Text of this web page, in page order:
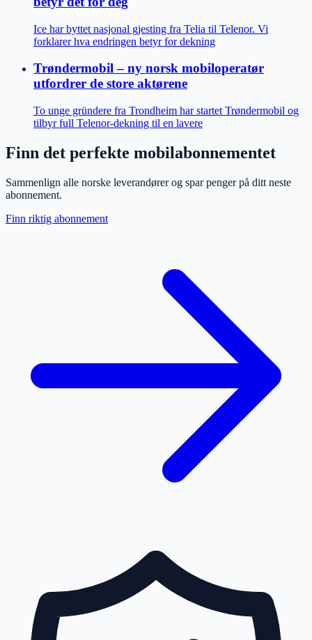
Ice har byttet nasjonal gjesting fra Telia til Telenor. Vi
forklarer hva endringen betyr for dekning
Trøndermobil – ny norsk mobiloperatør
utfordrer de store aktørene
To unge gründere fra Trondheim har startet Trøndermobil og
tilbyr full Telenor-dekning til en lavere
Finn det perfekte mobilabonnementet
Sammenlign alle norske leverandører og spar penger på ditt neste
abonnement.
Finn riktig abonnement